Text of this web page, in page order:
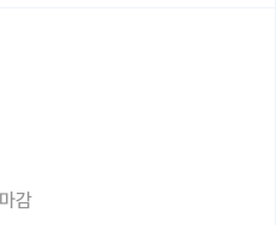
감